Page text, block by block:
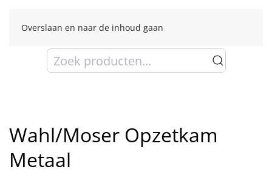
Overslaan en naar de inhoud gaan
Zoeken
naar:
Wahl/Moser Opzetkam
Metaal